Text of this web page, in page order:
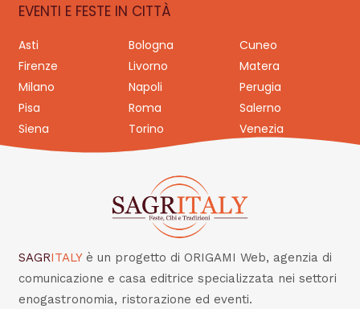
EVENTI E FESTE IN CITTÀ
Asti Bologna
Cuneo
Firenze
Livorno
Matera
Milano
Napoli
Perugia
Pisa
Roma
Salerno
Siena
Torino Venezia
SAGRITALY è un progetto di ORIGAMI Web, agenzia di
comunicazione e casa editrice specializzata nei settori
enogastronomia, ristorazione ed eventi.